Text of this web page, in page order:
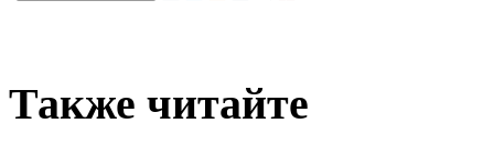
Также читайте